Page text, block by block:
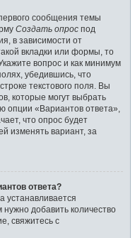
сообщения темы
Создать опрос под
в зависимости от
вкладки или формы, то
вопрос и как минимум
убедившись, что
текстового поля. Вы
которые могут выбрать
опции «Вариантов ответа»,
что опрос будет
изменять вариант, за
ответа?
устанавливается
добавить количество
свяжитесь с